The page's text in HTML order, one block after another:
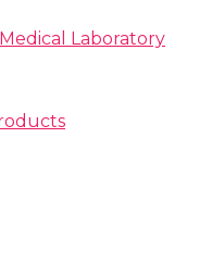
Laboratory